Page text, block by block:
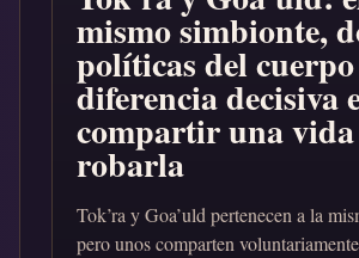
mismo simbionte,
políticas del
diferencia decisiva
compartir una
robarla
Tok’ra y Goa’uld pertenecen a la
pero unos comparten